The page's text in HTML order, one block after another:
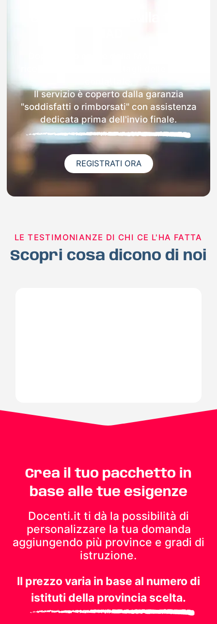
Il servizio è coperto dalla garanzia
"soddisfatti o rimborsati" con assistenza
dedicata prima dell'invio finale.
REGISTRATI ORA
LE TESTIMONIANZE DI CHI CE L'HA FATTA
Scopri cosa dicono di noi
Crea il tuo pacchetto in
base alle tue esigenze
Docenti.it ti dà la possibilità di
personalizzare la tua domanda
aggiungendo più province e gradi di
istruzione.
Il prezzo varia in base al numero di
istituti della provincia scelta.